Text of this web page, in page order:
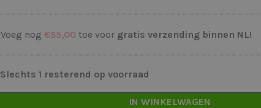
Voeg nog €55,00toe voor gratis verzending binnen NL!
Slechts 1 resterend op voorraad
IN WINKELWAGEN